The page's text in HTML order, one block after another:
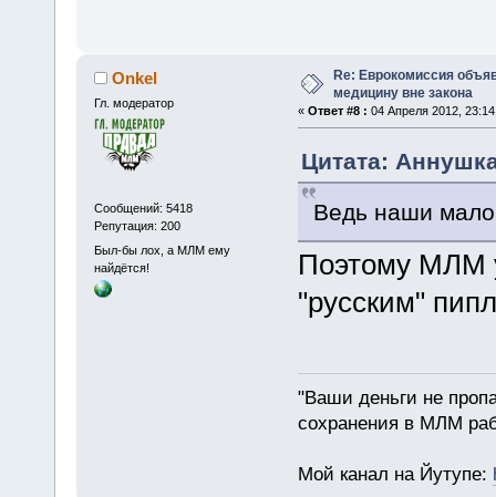
Onkel
Гл. модератор
Сообщений: 5418
Репутация: 200
Был-бы лох, а МЛМ ему
найдётся!
Re: Еврокомиссия
медицину вне закона
« Ответ #8 : 04 Апреля 2012,
Цитата:
Ведь наши мало
Поэтому МЛМ
"русским"
"Ваши деньги не
сохранения в МЛМ
Мой канал на Йутупе: